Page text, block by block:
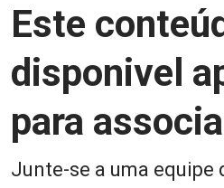
Este
disponivel
para
Junte-se a uma equipe